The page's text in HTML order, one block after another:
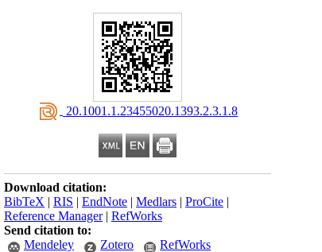
‎ 20.1001.1.23455020.1393.2.3.1.8
Download citation:
BibTeX | RIS | EndNote | Medlars | ProCite |
Reference Manager| RefWorks
Send citation to:
Mendeley
Zotero RefWorks